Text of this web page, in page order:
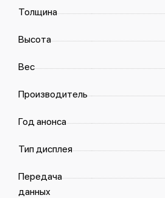
Толщина
Высота
Вес
Производитель
Год анонса
Тип дисплея
Передача
данных